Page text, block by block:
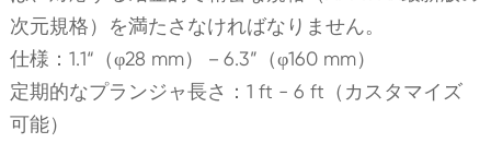
次元規格）を満たさなければなりません。
仕様：1.1“（φ28 mm）－6.3”（φ160 mm）
定期的なプランジャ長さ：1 ft - 6 ft（カスタマイズ
可能）